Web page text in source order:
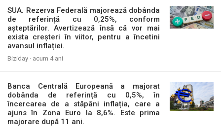
SUA. Rezerva Federală majorează dobânda
de referință cu 0,25%, conform
așteptărilor. Avertizează însă că vor mai
exista creșteri în viitor, pentru a încetini
avansul inflației.
Biziday · acum 4 ani
Banca Centrală Europeană a majorat
dobânda de referință cu 0,5%, în
încercarea de a stăpâni inflația, care a
ajuns în Zona Euro la 8,6%. Este prima
majorare după 11 ani.